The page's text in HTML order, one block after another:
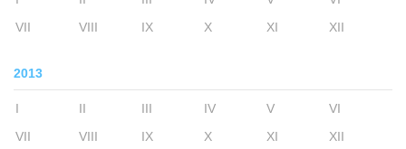
VII
VIII IX X XI XII
2013
I II III IV V
VI
VII
VIII IX X XI XII